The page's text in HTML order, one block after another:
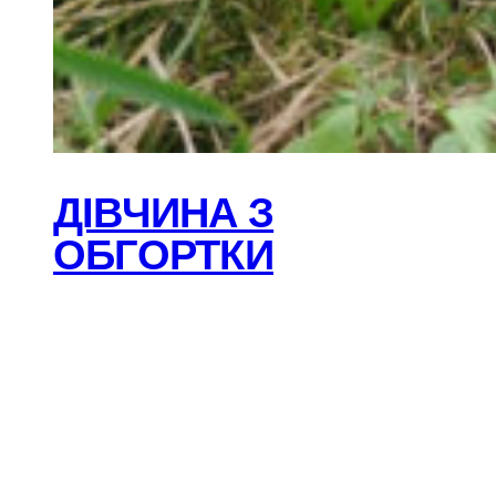
ДІВЧИНА З
ОБГОРТКИ